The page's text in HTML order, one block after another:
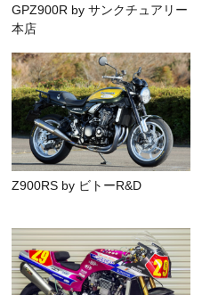
GPZ900R by サンクチュアリー
本店
Z900RS by ビトーR&D